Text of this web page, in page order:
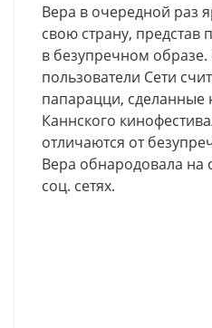
Вера в очередной раз
свою страну, представ
в безупречном образе.
пользователи Сети
папарацци, сделанные
Каннского
отличаются от
Вера обнародовала на
соц. сетях.